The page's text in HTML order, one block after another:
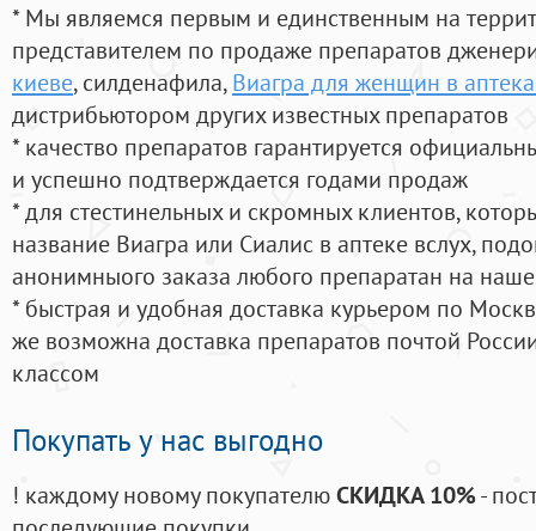
* Мы являемся первым и единственным на
представителем по продаже препаратов
киеве, силденафила, Виагра для женщин в
дистрибьютором других известных препаратов
* качество препаратов гарантируется
и успешно подтверждается годами продаж
* для стестинельных и скромных клиентов,
название Виагра или Сиалис в аптеке вслух,
анонимныого заказа любого препаратан на
* быстрая и удобная доставка курьером по
же возможна доставка препаратов почтой
классом
Покупать у нас выгодно
! каждому новому покупателюСКИДКА 10%-